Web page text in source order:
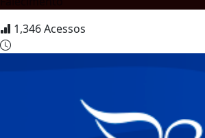
1,346Acessos